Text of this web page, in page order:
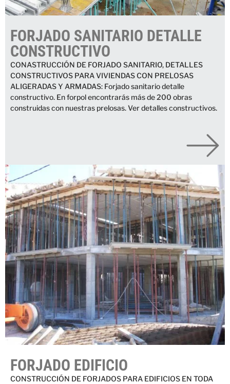
FORJADO SANITARIO DETALLE
CONSTRUCTIVO
CONASTRUCCIÓN DE FORJADO SANITARIO, DETALLES
CONSTRUCTIVOS PARA VIVIENDAS CON PRELOSAS
ALIGERADAS Y ARMADAS: Forjado sanitario detalle
constructivo. En forpol encontrarás más de 200 obras
construidas con nuestras prelosas. Ver detalles constructivos.
FORJADO EDIFICIO
CONSTRUCCIÓN DE FORJADOS PARA EDIFICIOS EN TODA